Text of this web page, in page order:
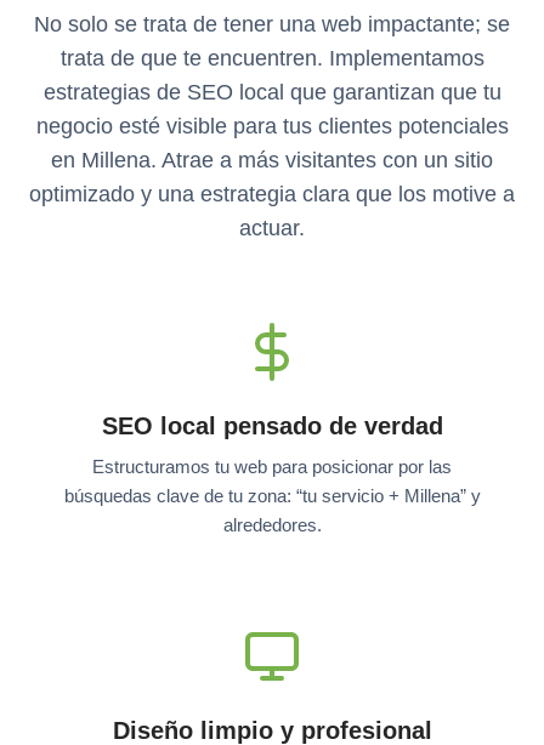
No solo se trata de tener una web impactante; se
trata de que te encuentren. Implementamos
estrategias de SEO local que garantizan que tu
negocio esté visible para tus clientes potenciales
en Millena. Atrae a más visitantes con un sitio
optimizado y una estrategia clara que los motive a
actuar.
SEO local pensado de verdad
Estructuramos tu web para posicionar por las
búsquedas clave de tu zona: “tu servicio + Millena” y
alrededores.
Diseño limpio y profesional